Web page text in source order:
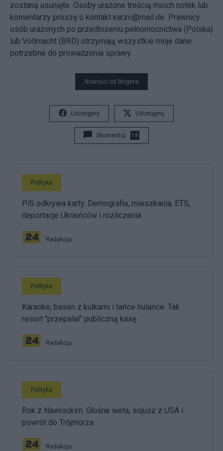
zostaną usunięte. Osoby urażone treścią moich notek lub
komentarzy proszę o kontakt karzo@mail.de Prawnicy
osób urażonych po przedłożeniu pełnomocnictwa (Polska)
lub Vollmacht (BRD) otrzymają wszystkie moje dane
potrzebne do prowadzenia sprawy.
Nowości od blogera
Udostępnij Udostępnij
Skomentuj 18
Polityka
PiS odkrywa karty. Demografia, mieszkania, ETS,
deportacje Ukraińców i rozliczenia
Redakcja
Polityka
Karaoke, basen z kulkami i tańce hulańce. Tak
resort "przepalał" publiczną kasę
Redakcja
Polityka
Rok z Nawrockim. Głośne weta, sojusz z USA i
powrót do Trójmorza
Redakcja